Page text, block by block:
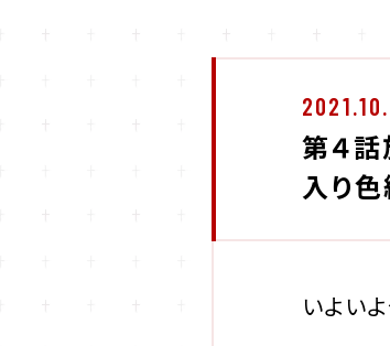
第４
入り
いよい